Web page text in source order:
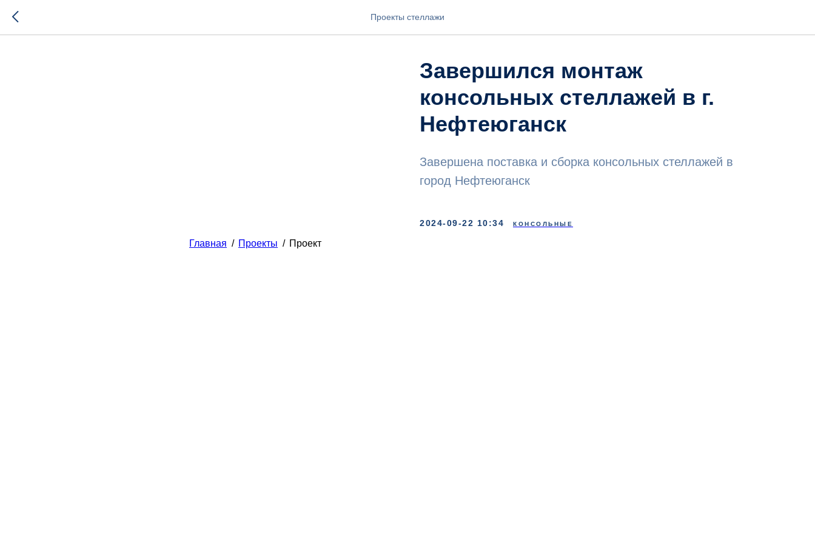
Проекты стеллажи
Завершился монтаж
консольных стеллажей в г.
Нефтеюганск
Завершена поставка и сборка консольных стеллажей в
город Нефтеюганск
2024-09-22 10:34 КОНСОЛЬНЫЕ
Главная / Проекты / Проект